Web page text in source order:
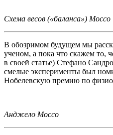
Схема весов («баланса») Моссо
В обозримом будущем мы
ученом, а пока что скажем то,
в своей статье) Стефано
смелые эксперименты был
Нобелевскую премию по
Анджело Моссо